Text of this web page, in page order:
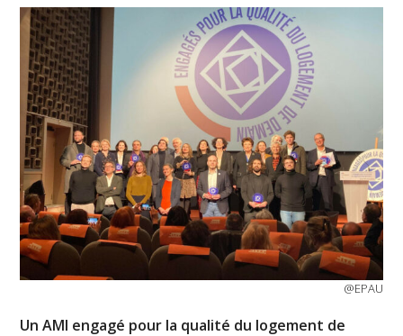
@EPAU
Un AMI engagé pour la qualité du logement de